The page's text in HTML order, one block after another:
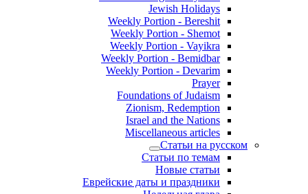
Jewish Holidays
Weekly Portion - Bereshit
Weekly Portion - Shemot
Weekly Portion - Vayikra
Weekly Portion - Bemidbar
Weekly Portion - Devarim
Prayer
Foundations of Judaism
Zionism, Redemption
Israel and the Nations
Miscellaneous articles
Статьи на русском
Статьи по темам
Новые статьи
Еврейские даты и праздники